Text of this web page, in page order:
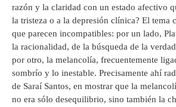
razón y la claridad con un estado afectivo
la tristeza o a la depresión clínica? El tema
que parecen incompatibles: por un lado,
la racionalidad, de la búsqueda de la
por otro, la melancolía, frecuentemente
sombrío y lo inestable. Precisamente ahí
de Saraí Santos, en mostrar que la
no era sólo desequilibrio, sino también la